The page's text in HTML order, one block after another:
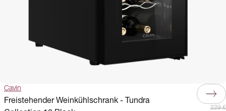
Cavin
Freistehender Weinkühlschrank - Tundra
229 €